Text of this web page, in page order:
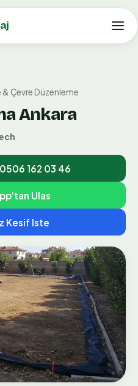
& Çevre Düzenleme
Ankara
162 03 46
Ulas
Kesif Iste